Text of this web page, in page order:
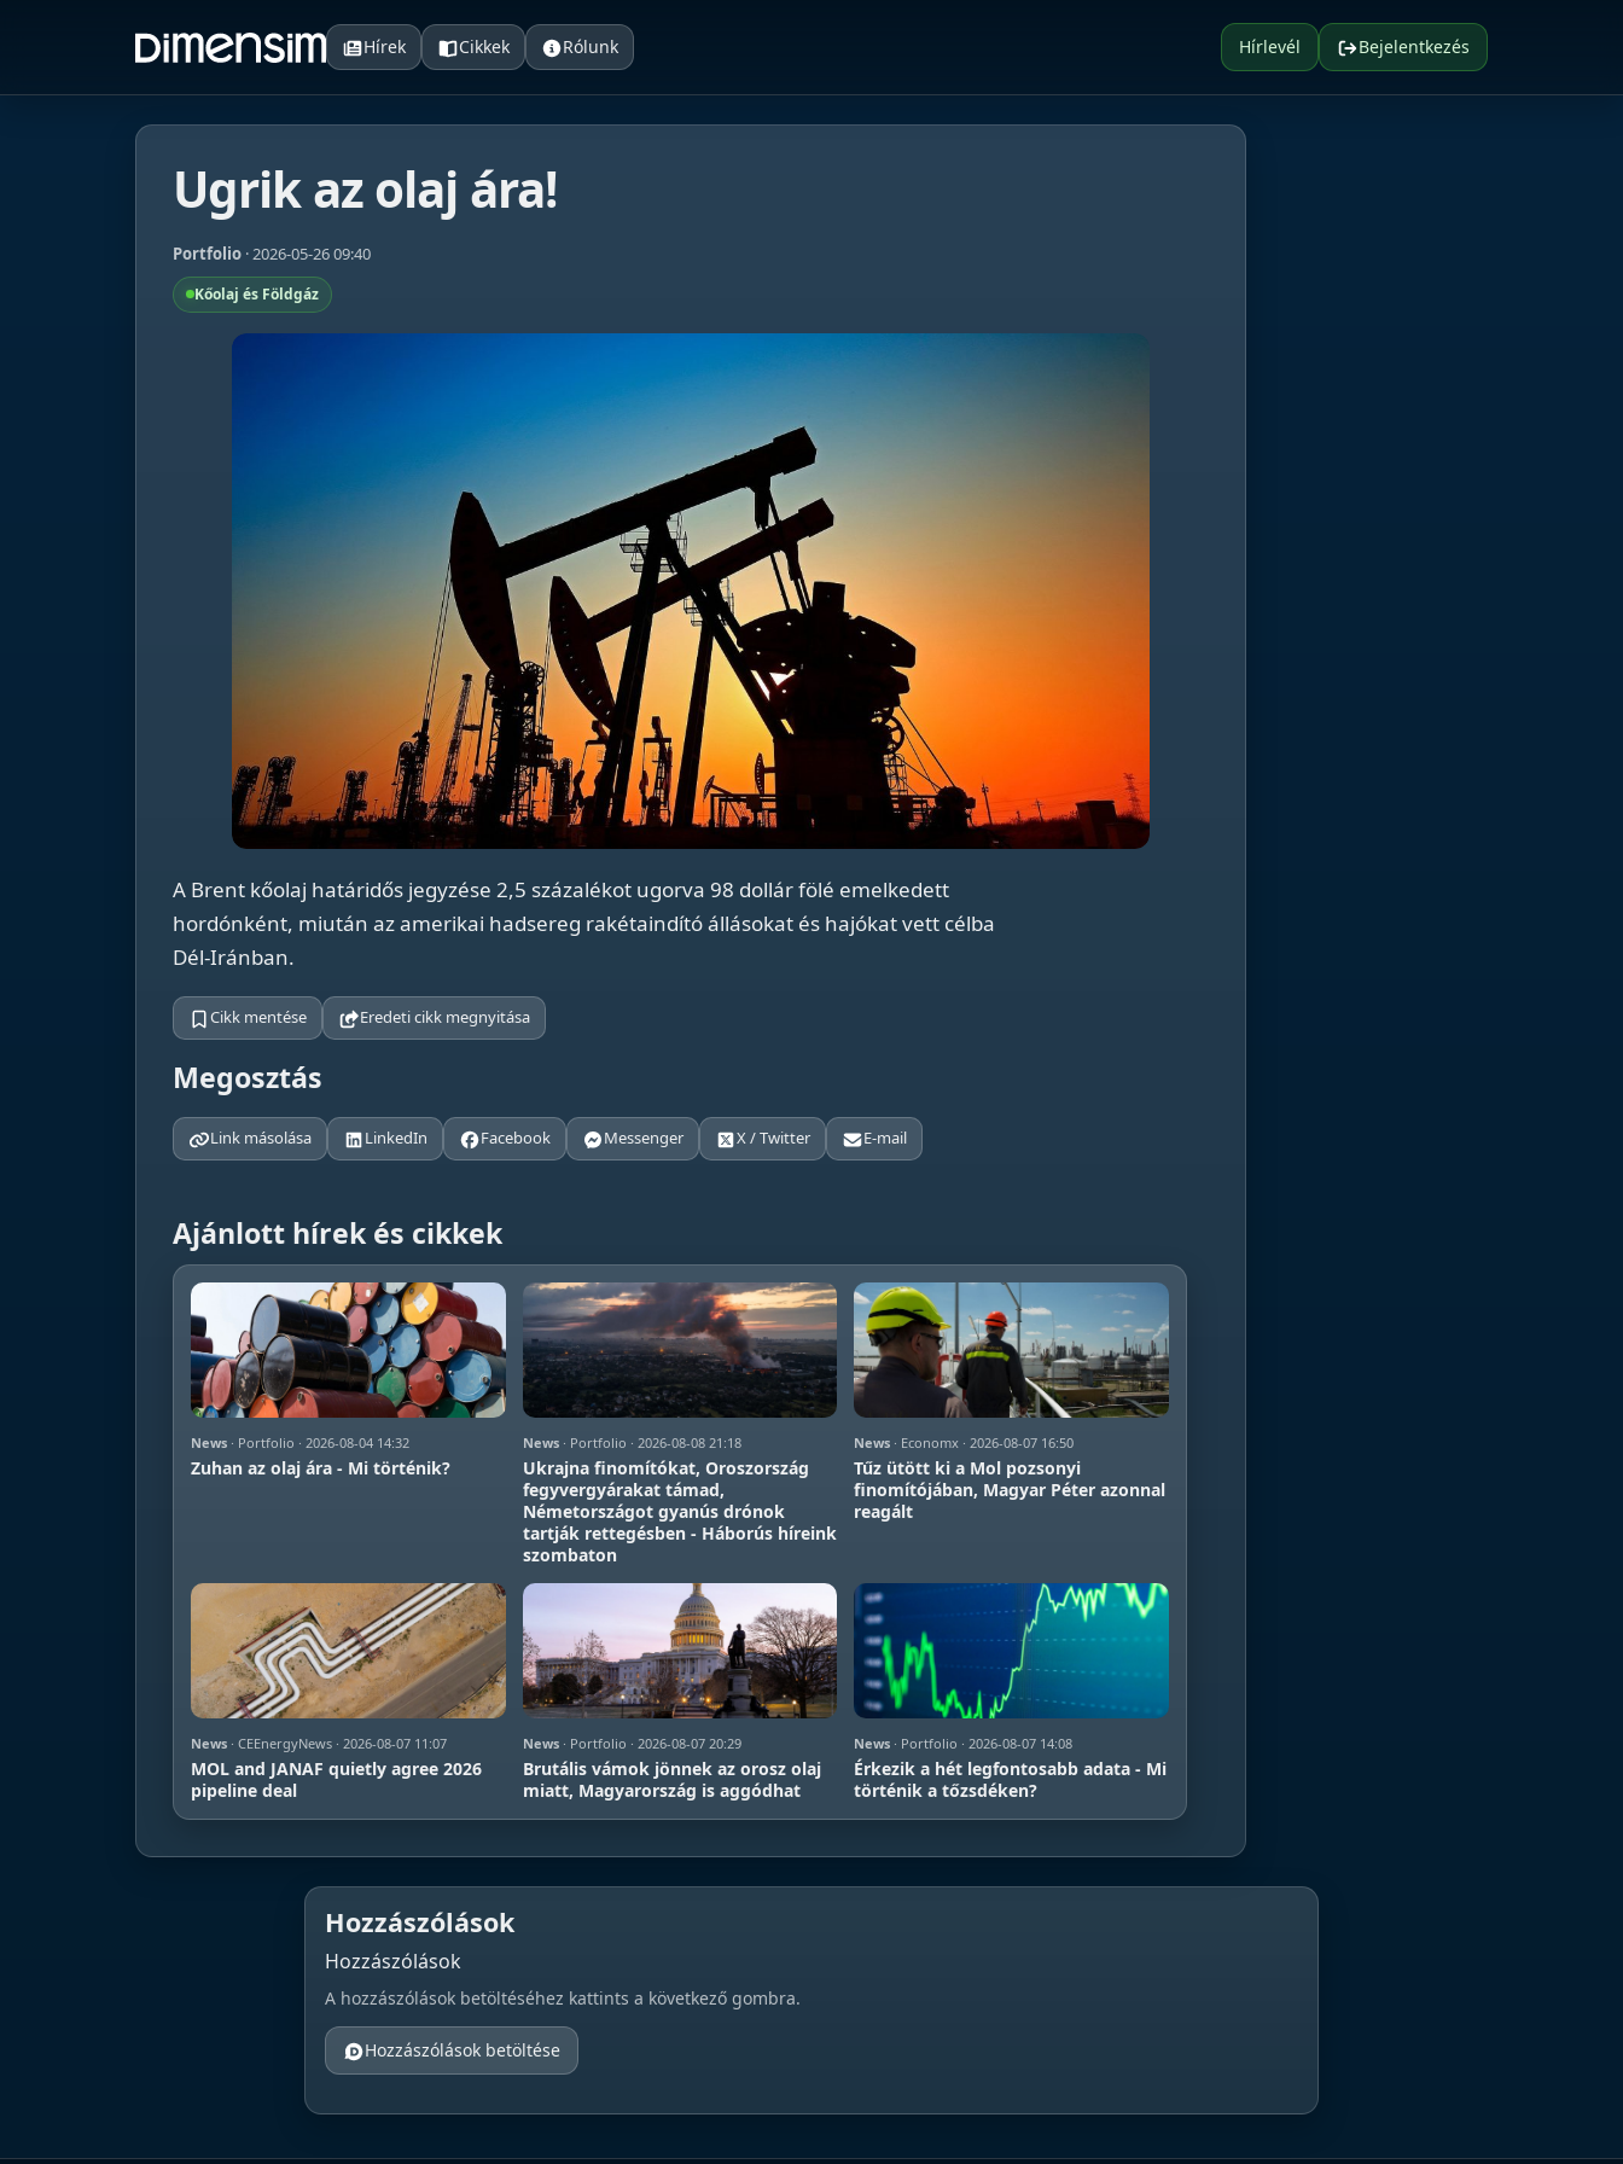
Hírlevél Bejelentkezés
Hírek Cikkek Rólunk
Ugrik az olaj ára!
Portfolio · 2026-05-26 09:40
Kőolaj és Földgáz
A Brent kőolaj határidős jegyzése 2,5 százalékot ugorva 98 dollár fölé emelkedett
hordónként, miután az amerikai hadsereg rakétaindító állásokat és hajókat vett célba
Dél-Iránban.
Cikk mentése Eredeti cikk megnyitása
Megosztás
Link másolása LinkedIn Facebook Messenger X / Twitter E-mail
Ajánlott hírek és cikkek
News · Portfolio · 2026-08-04 14:32
Zuhan az olaj ára - Mi történik?
News· Portfolio · 2026-08-08 21:18
Ukrajna finomítókat, Oroszország
fegyvergyárakat támad,
Németországot gyanús drónok
tartják rettegésben - Háborús híreink
szombaton
News · Economx · 2026-08-07 16:50
Tűz ütött ki a Mol pozsonyi
finomítójában, Magyar Péter azonnal
reagált
News · CEEnergyNews · 2026-08-07 11:07
MOL and JANAF quietly agree 2026
pipeline deal
News· Portfolio · 2026-08-07 20:29
Brutális vámok jönnek az orosz olaj
miatt, Magyarország is aggódhat
News · Portfolio · 2026-08-07 14:08
Érkezik a hét legfontosabb adata - Mi
történik a tőzsdéken?
Hozzászólások
Hozzászólások
A hozzászólások betöltéséhez kattints a következő gombra.
Hozzászólások betöltése